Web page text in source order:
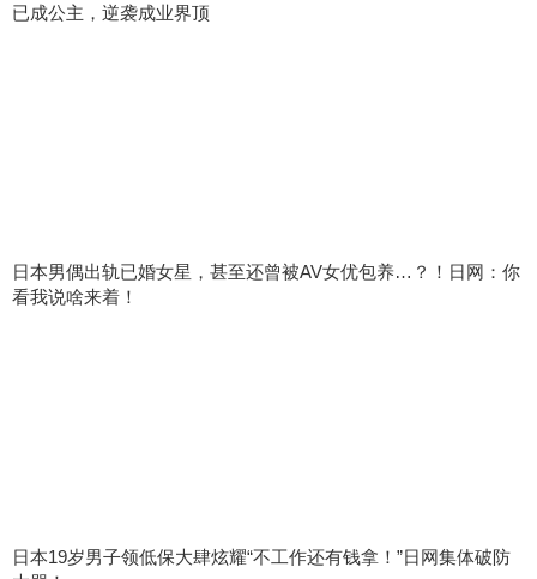
已成公主，逆袭成业界顶
日本男偶出轨已婚女星，甚至还曾被AV女优包养…？！日网：你
看我说啥来着！
日本19岁男子领低保大肆炫耀“不工作还有钱拿！”日网集体破防